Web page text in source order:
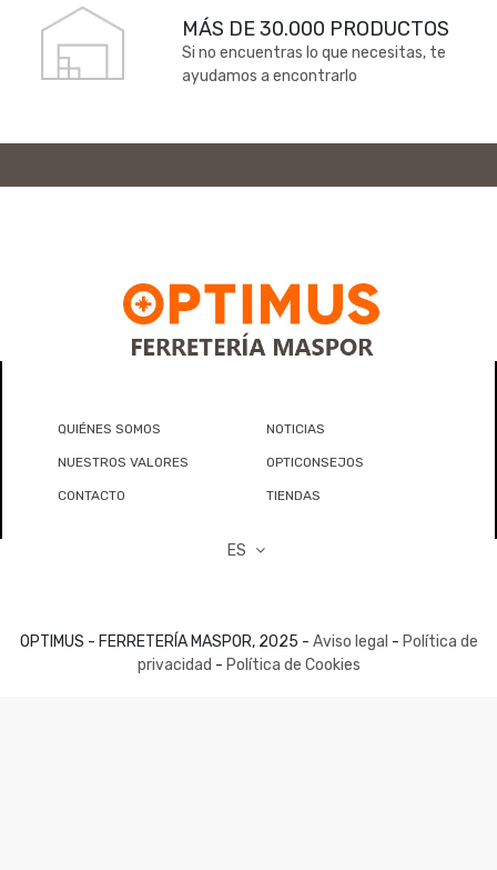
MÁS DE 30.000 PRODUCTOS
Si no encuentras lo que necesitas, te
ayudamos a encontrarlo
QUIÉNES SOMOS NOTICIAS
NUESTROS VALORES OPTICONSEJOS
CONTACTO TIENDAS
ES
OPTIMUS - FERRETERÍA MASPOR, 2025 - Aviso legal - Política de
privacidad - Política de Cookies